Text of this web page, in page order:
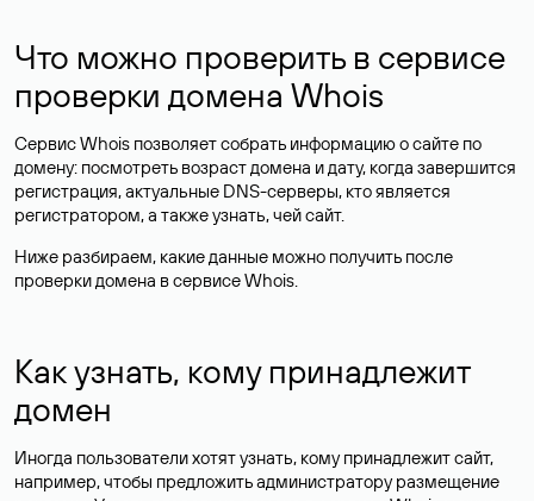
Что можно проверить в сервисе
проверки домена Whois
Сервис Whois позволяет собрать информацию о сайте по
домену: посмотреть возраст домена и дату, когда завершится
регистрация, актуальные DNS-серверы, кто является
регистратором, а также узнать, чей сайт.
Ниже разбираем, какие данные можно получить после
проверки домена в сервисе Whois.
Как узнать, кому принадлежит
домен
Иногда пользователи хотят узнать, кому принадлежит сайт,
например, чтобы предложить администратору размещение